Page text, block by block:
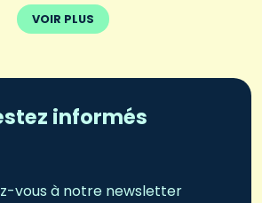
VOIR PLUS
informés
vous à notre newsletter